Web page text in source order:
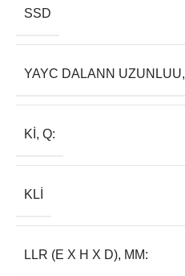
SSD
YAYC DALANN UZUNLUU,
KI, Q:
KLI
LLR (E X H X D), MM: